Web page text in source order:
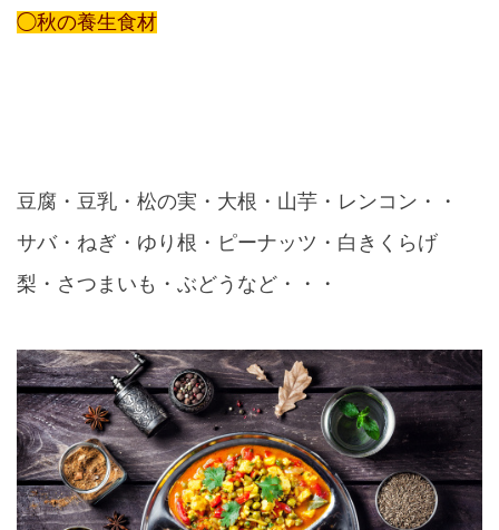
◯秋の養生食材
豆腐・豆乳・松の実・大根・山芋・レンコン・・
サバ・ねぎ・ゆり根・ピーナッツ・白きくらげ
梨・さつまいも・ぶどうなど・・・